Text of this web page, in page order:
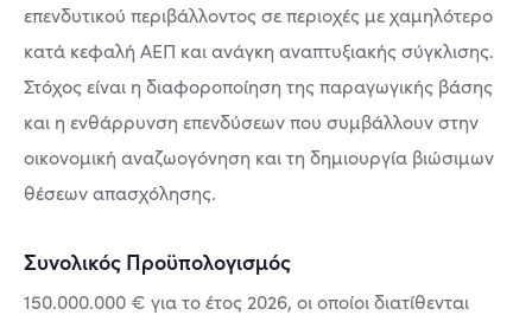
επενδυτικού περιβάλλοντος σε περιοχές με χαμηλότερο
κατά κεφαλή ΑΕΠ και ανάγκη αναπτυξιακής σύγκλισης.
Στόχος είναι η διαφοροποίηση της παραγωγικής βάσης
και η ενθάρρυνση επενδύσεων που συμβάλλουν στην
οικονομική αναζωογόνηση και τη δημιουργία βιώσιμων
θέσεων απασχόλησης.
Συνολικός Προϋπολογισμός
150.000.000 € για το έτος 2026, οι οποίοι διατίθενται